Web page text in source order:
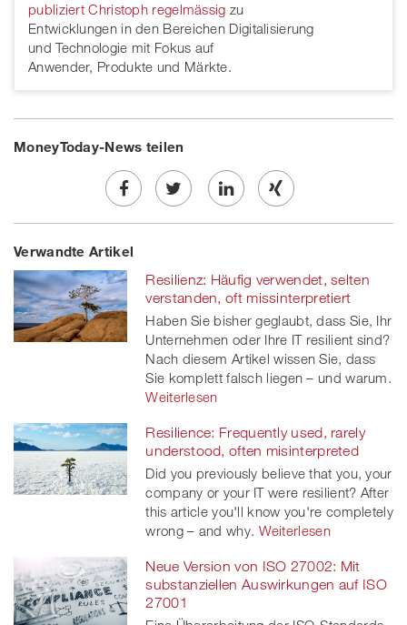
publiziert Christoph regelmässig zu
Entwicklungen in den Bereichen Digitalisierung
und Technologie mit Fokus auf
Anwender, Produkte und Märkte.
MoneyToday-News teilen
Share
on
Facebook
Twe
on
twitt
er
Share
linkedin
Share
Xing
Verwandte Artikel
Resilienz: Häufig verwendet, selten
verstanden, oft missinterpretiert
Haben Sie bisher geglaubt, dass Sie, Ihr
Unternehmen oder Ihre IT resilient sind?
Nach diesem Artikel wissen Sie, dass
Sie komplett falsch liegen – und warum.
Weiterlesen
Resilience: Frequently used, rarely
understood, often misinterpreted
Did you previously believe that you, your
company or your IT were resilient? After
this article you'll know you're completely
wrong – and why. Weiterlesen
Neue Version von ISO 27002: Mit
substanziellen Auswirkungen auf ISO
27001